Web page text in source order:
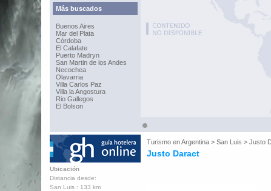
Más buscados
Buenos Aires
Mar del Plata
Córdoba
El Calafate
Puerto Madryn
San Martin de los Andes
Necochea
Olavarria
Villa Carlos Paz
Villa la Angostura
Rio Gallegos
El Bolson
Turismo enArgentina > San Luis > Justo
Justo Daract
Ubicación
Distancia desde:
San Luis : 133 km